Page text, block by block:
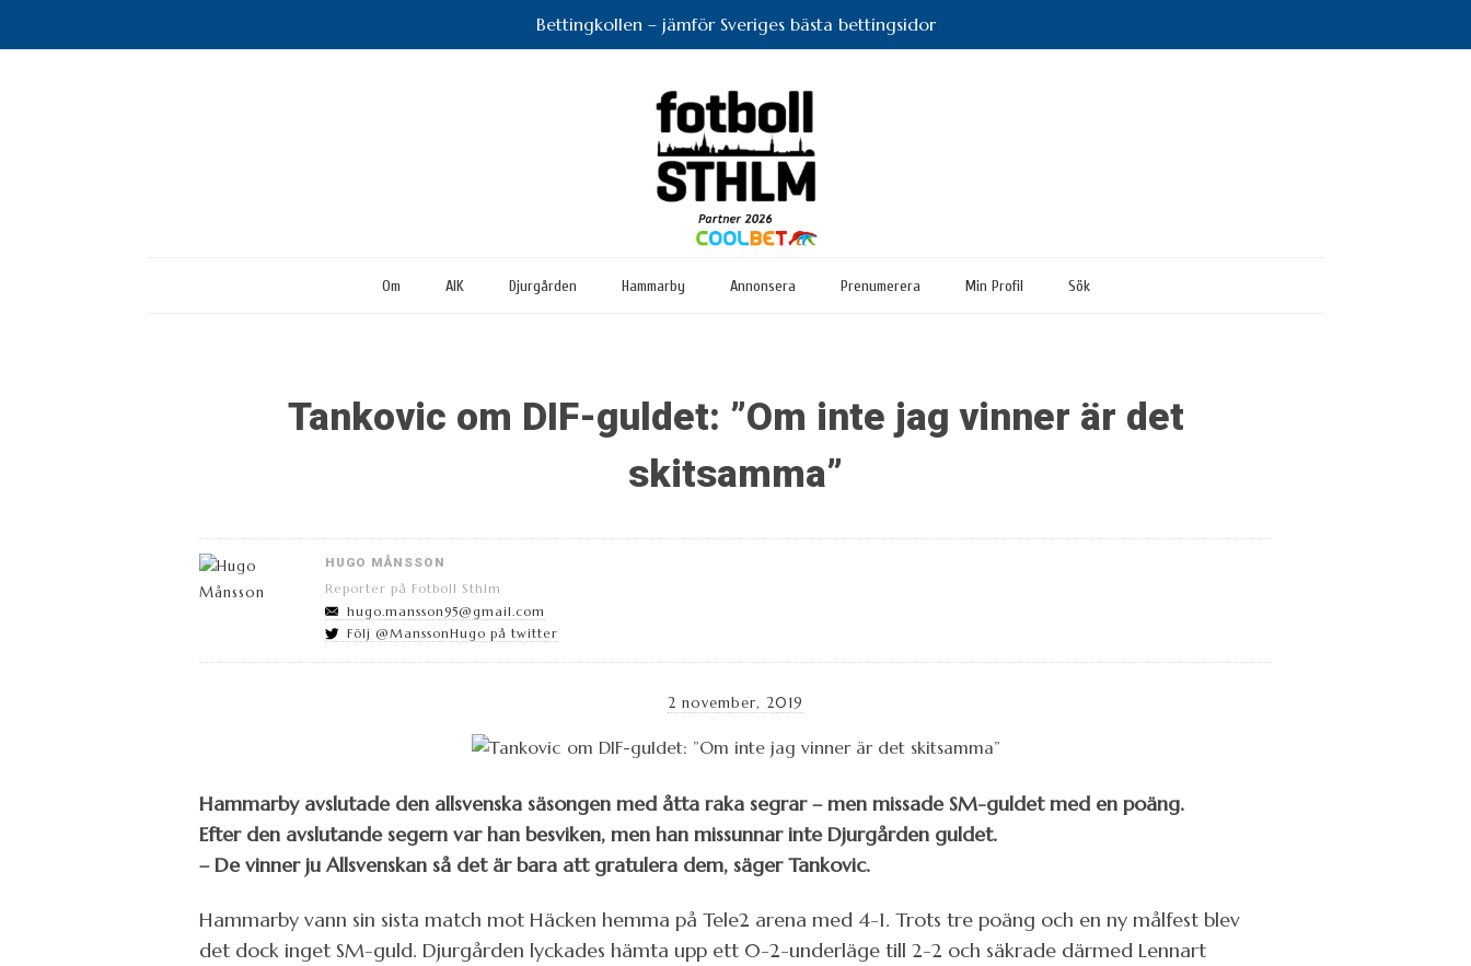
Bettingkollen – jämför Sveriges bästa bettingsidor
Om AIK Djurgården Hammarby Annonsera Prenumerera Min Profil Sök
Tankovic om DIF-guldet: ”Om inte jag vinner är det
skitsamma”
HUGO MÅNSSON
Reporter på Fotboll Sthlm
hugo.mansson95@gmail.com
Följ @ManssonHugo på twitter
2 november, 2019
Hammarby avslutade den allsvenska säsongen med åtta raka segrar – men missade SM-guldet med en poäng.
Efter den avslutande segern var han besviken, men han missunnar inte Djurgården guldet.
– De vinner ju Allsvenskan så det är bara att gratulera dem, säger Tankovic.
Hammarby vann sin sista match mot Häcken hemma på Tele2 arena med 4-1. Trots tre poäng och en ny målfest blev
det dock inget SM-guld. Djurgården lyckades hämta upp ett 0-2-underläge till 2-2 och säkrade därmed Lennart